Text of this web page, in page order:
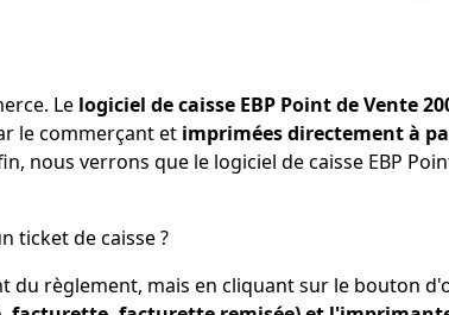
Le logiciel de caisse EBP Point de Vente
le commerçant et imprimées directement à
nous verrons que le logiciel de caisse EBP
ticket de caisse ?
règlement, mais en cliquant sur le bouton